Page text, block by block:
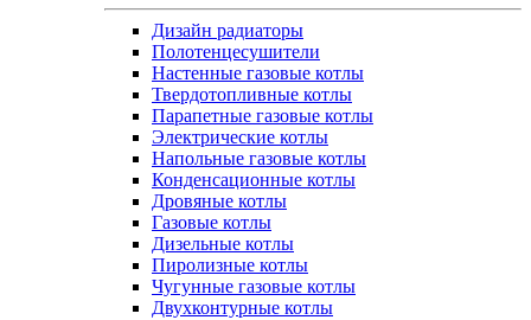
Дизайн радиаторы
Полотенцесушители
Настенные газовые котлы
Твердотопливные котлы
Парапетные газовые котлы
Электрические котлы
Напольные газовые котлы
Конденсационные котлы
Дровяные котлы
Газовые котлы
Дизельные котлы
Пиролизные котлы
Чугунные газовые котлы
Двухконтурные котлы